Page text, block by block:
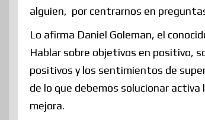
alguien, por centrarnos en
Lo afirma Daniel Goleman, el
Hablar sobre objetivos en positivo,
positivos y los sentimientos de
de lo que debemos solucionar
mejora.